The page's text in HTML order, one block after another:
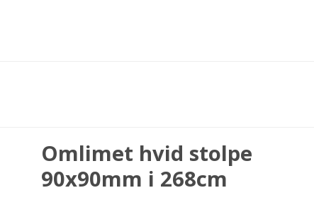
Omlimet hvid stolpe
90x90mm i 268cm